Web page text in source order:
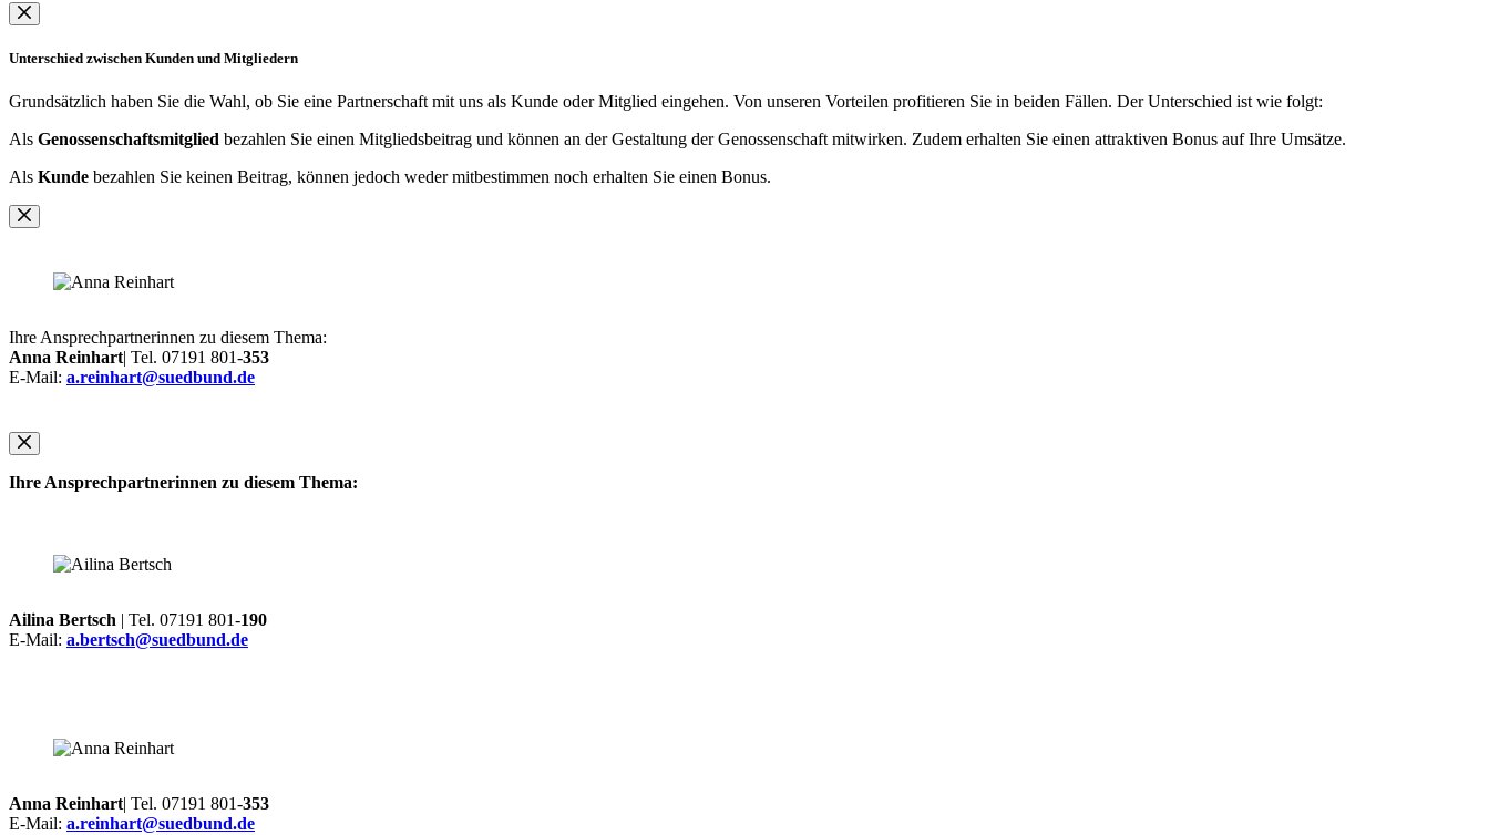
Unterschied zwischen Kunden und Mitgliedern
Grundsätzlich haben Sie die Wahl, ob Sie eine Partnerschaft mit uns als Kunde oder Mitglied eingehen. Von unseren Vorteilen profitieren Sie in beiden Fällen. Der Unterschied ist wie folgt:
Als Genossenschaftsmitglied bezahlen Sie einen Mitgliedsbeitrag und können an der Gestaltung der Genossenschaft mitwirken. Zudem erhalten Sie einen attraktiven Bonus auf Ihre Umsätze.
Als Kunde bezahlen Sie keinen Beitrag, können jedoch weder mitbestimmen noch erhalten Sie einen Bonus.
Ihre Ansprechpartnerinnen zu diesem Thema:
Anna Reinhart| Tel. 07191 801-353
E-Mail: a.reinhart@suedbund.de
Ihre Ansprechpartnerinnen zu diesem Thema:
Ailina Bertsch | Tel. 07191 801-190
E-Mail: a.bertsch@suedbund.de
Anna Reinhart| Tel. 07191 801-353
E-Mail: a.reinhart@suedbund.de